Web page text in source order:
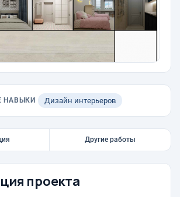
НАВЫКИ Дизайн интерьеров
Другие работы
проекта